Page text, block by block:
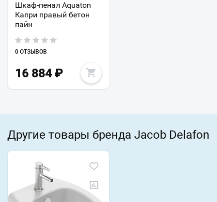
Шкаф-пенал Aquaton
Капри правый бетон
пайн
0 ОТЗЫВОВ
16 884 ₽
Другие товары бренда Jacob Delafon